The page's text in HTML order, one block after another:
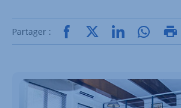
Partager :